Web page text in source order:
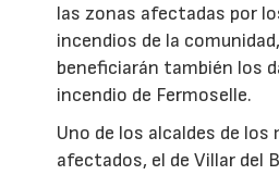
las zonas afectadas por
incendios de la
beneficiarán también los
incendio de Fermoselle.
Uno de los alcaldes de los
afectados, el de Villar del